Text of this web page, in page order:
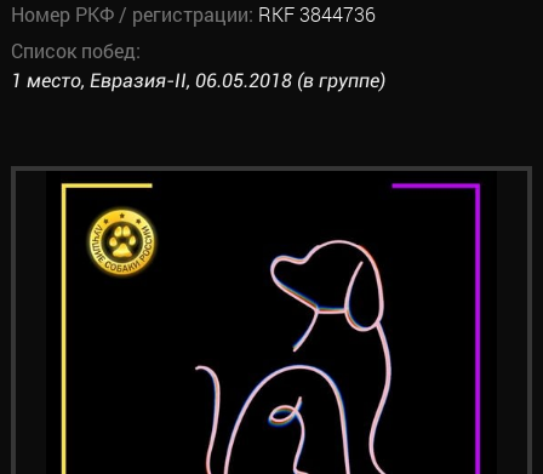
Номер РКФ / регистрации: RKF 3844736
Список побед:
1 место, Евразия-II, 06.05.2018 (в группе)